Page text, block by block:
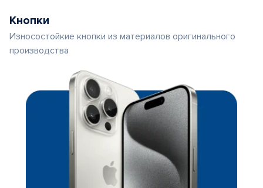
Кнопки
Износостойкие кнопки из материалов оригинального
производства